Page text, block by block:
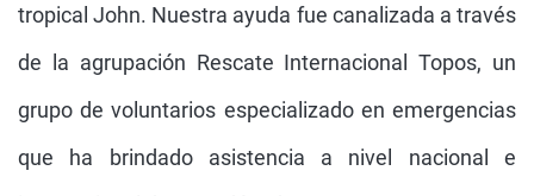
tropical John. Nuestra ayuda fue canalizada a través
de la agrupación Rescate Internacional Topos, un
grupo de voluntarios especializado en emergencias
que ha brindado asistencia a nivel nacional e